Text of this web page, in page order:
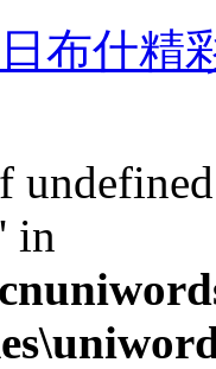
布什精
in